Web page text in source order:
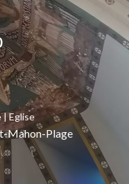
| Eglise
Mahon-Plage